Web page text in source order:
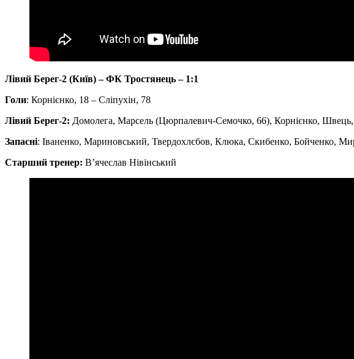
Лівий Берег-2 (Київ) – ФК Тростянець – 1:1
Голи: Корнієнко, 18 – Сліпухін, 78
Лівий Берег-2: Домолега, Марсель (Цюрпалевич-Семочко, 66), Корнієнко,
Запасні: Іваненко, Мариновський, Твердохлєбов, Клюка, Скибенко, Бойченко,
Старший тренер: В’ячеслав Нівінський